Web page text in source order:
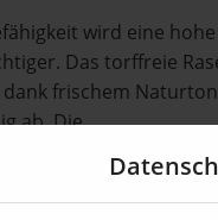
wird eine hohe
Das torffreie
dank frischem Naturton
ab. Die
Düngern mit
gütegesicherte